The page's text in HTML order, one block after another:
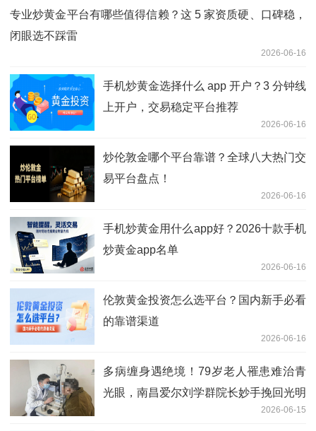
专业炒黄金平台有哪些值得信赖？这 5 家资质硬、口碑稳，
闭眼选不踩雷
2026-06-16
手机炒黄金选择什么 app 开户？3 分钟线
上开户，交易稳定平台推荐
2026-06-16
炒伦敦金哪个平台靠谱？全球八大热门交
易平台盘点！
2026-06-16
手机炒黄金用什么app好？2026十款手机
炒黄金app名单
2026-06-16
伦敦黄金投资怎么选平台？国内新手必看
的靠谱渠道
2026-06-16
多病缠身遇绝境！79岁老人罹患难治青
光眼，南昌爱尔刘学群院长妙手挽回光明
2026-06-15